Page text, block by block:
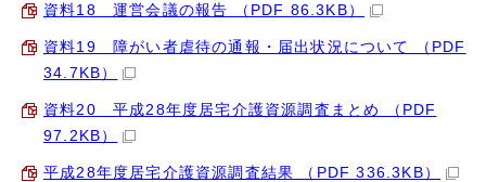
資料18 運営会議の報告 （PDF 86.3KB）
資料19 障がい者虐待の通報・届出状況について （PDF
34.7KB）
資料20 平成28年度居宅介護資源調査まとめ （PDF
97.2KB）
平成28年度居宅介護資源調査結果 （PDF 336.3KB）